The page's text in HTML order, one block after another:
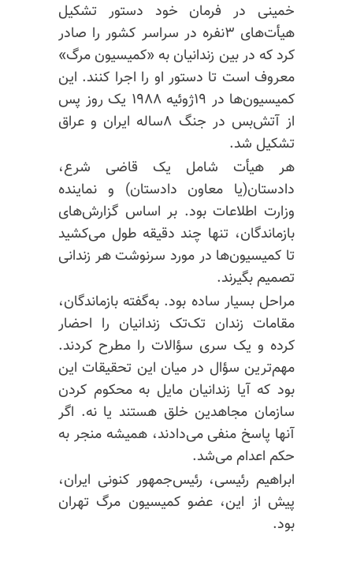
خمینی در فرمان خود دستور تشکیل
هیأت‌های ۳نفره در سراسر کشور را صادر
کرد که در بین زندانیان به «کمیسیون مرگ»
معروف است تا دستور او را اجرا کنند. این
کمیسیون‌ها در ۱۹ژوئیه ۱۹۸۸ یک روز پس
از آتش‌بس در جنگ ۸ساله ایران و عراق
تشکیل شد.
هر هیأت شامل یک قاضی شرع،
دادستان(یا معاون دادستان) و نماینده
وزارت اطلاعات بود. بر اساس گزارش‌های
بازماندگان، تنها چند دقیقه طول می‌کشید
تا کمیسیون‌ها در مورد سرنوشت هر زندانی
تصمیم بگیرند.
مراحل بسیار ساده بود. به‌گفته بازماندگان،
مقامات زندان تک‌تک زندانیان را احضار
کرده و یک سری سؤالات را مطرح کردند.
مهم‌ترین سؤال در میان این تحقیقات این
بود که آیا زندانیان مایل به محکوم کردن
سازمان مجاهدین خلق هستند یا نه. اگر
آنها پاسخ منفی می‌دادند، همیشه منجر به
حکم اعدام می‌شد.
ابراهیم رئیسی، رئیس‌جمهور کنونی ایران،
پیش از این، عضو کمیسیون مرگ تهران
بود.